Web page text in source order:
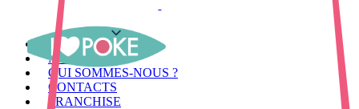
MENU
MAGASINS
QUI SOMMES-NOUS ?
CONTACTS
FRANCHISE